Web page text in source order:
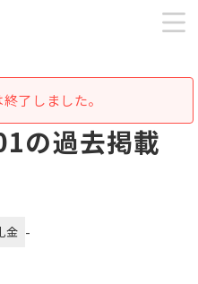
了しました。
の過去掲載
金 -